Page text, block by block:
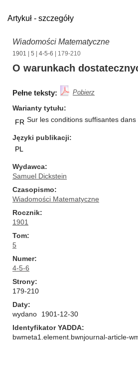
Artykuł - szczegóły
Wiadomości Matematyczne
1901 5 4-5-6 | 179-210
O warunkach
Pełne teksty: Pobierz
Warianty tytułu
FR Sur les conditions suffisantes
Języki publikacji
PL
Wydawca
Samuel Dickstein
Czasopismo
Wiadomości Matematyczne
Rocznik
1901
Tom
5
Numer
4-5-6
Strony
179-210
Daty
wydano
1901-12-30
Identyfikator YADDA
bwmeta1.element.bwnjournal-article-